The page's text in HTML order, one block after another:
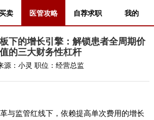
卖 医管攻略 自荐求职 我的
下的增长引擎：解锁患者全周期价
值的三大财务性杠杆
源： 小灵 职位： 经营总监
与监管红线下，依赖提高单次费用的增长